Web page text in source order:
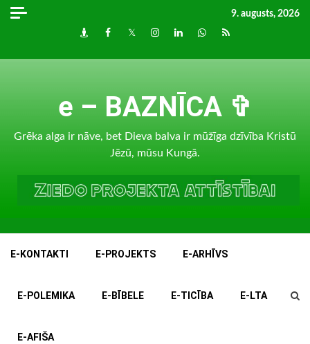
Skip
9. augusts, 2026
DraugiemFacebook
TwitterInstagram
LinkedInwhatsapp
RSS
e – BAZNĪCA ✞
Grēka alga ir nāve, bet Dieva balva ir mūžīga dzīvība Kristū
Jēzū, mūsu Kungā.
E-KONTAKTI E-PROJEKTS E-ARHĪVS
E-POLEMIKA E-BĪBELE E-TICĪBA E-LTA
E-AFIŠA